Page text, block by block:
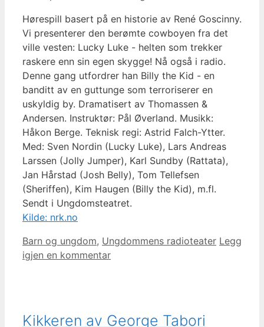
Hørespill basert på en historie av René Goscinny.
Vi presenterer den berømte cowboyen fra det
ville vesten: Lucky Luke - helten som trekker
raskere enn sin egen skygge! Nå også i radio.
Denne gang utfordrer han Billy the Kid - en
banditt av en guttunge som terroriserer en
uskyldig by. Dramatisert av Thomassen &
Andersen. Instruktør: Pål Øverland. Musikk:
Håkon Berge. Teknisk regi: Astrid Falch-Ytter.
Med: Sven Nordin (Lucky Luke), Lars Andreas
Larssen (Jolly Jumper), Karl Sundby (Rattata),
Jan Hårstad (Josh Belly), Tom Tellefsen
(Sheriffen), Kim Haugen (Billy the Kid), m.fl.
Sendt i Ungdomsteatret.
Kilde: nrk.no
Kategorier
Barn og ungdom, Ungdommens radioteater Legg
igjen en kommentar
Kikkeren av George Tabori